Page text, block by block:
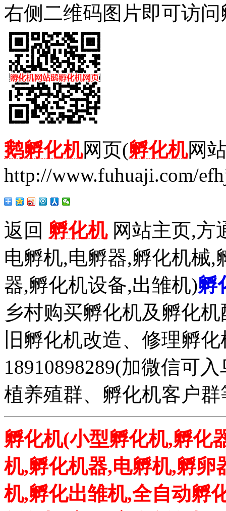
右侧二维码图片即可访
鹅孵化机网页(孵化机网
http://www.fuhuaji.com/
返回 孵化机网站主页,方
电孵机,电孵器,孵化机械,
器,孵化机设备,出雏机)孵
乡村购买孵化机及孵化
旧孵化机改造、修理孵
18910898289(加微信可
植养殖群、孵化机客户
孵化机(小型孵化机,孵化
机,孵化机器,电孵机,孵卵
机,孵化出雏机,全自动孵